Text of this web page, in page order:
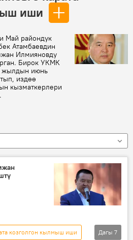
иши
Май райондук
Атамбаевдин
Илмияновду
Бирок УКМК
жылдын июнь
издөө
кызматкерлери
козголгон кылмыш иши
Дагы 7